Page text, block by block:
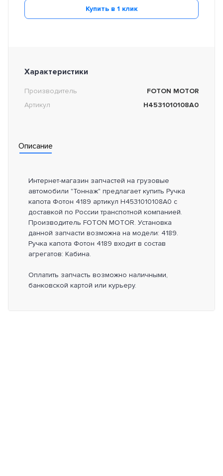
Купить в 1 клик
Характеристики
Производитель
FOTON MOTOR
Артикул
H4531010108A0
Описание
Интернет-магазин запчастей на грузовые
автомобили "Тоннаж" предлагает купить Ручка
капота Фотон 4189 артикул H4531010108A0 с
доставкой по России транспотной компанией.
Производитель FOTON MOTOR. Установка
данной запчасти возможна на модели: 4189.
Ручка капота Фотон 4189 входит в состав
агрегатов: Кабина.
Оплатить запчасть возможно наличными,
банковской картой или курьеру.